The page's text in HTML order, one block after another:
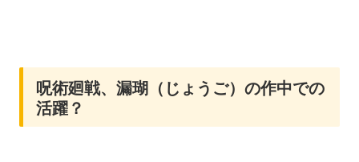
呪術廻戦、漏瑚（じょうご）の作中での
活躍？